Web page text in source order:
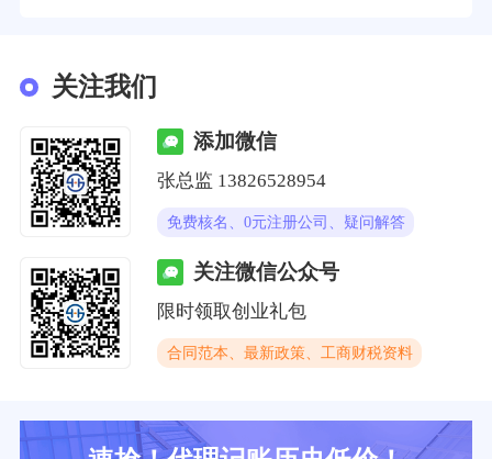
关注我们
添加微信
张总监 13826528954
免费核名、0元注册公司、疑问解答
关注微信公众号
限时领取创业礼包
合同范本、最新政策、工商财税资料